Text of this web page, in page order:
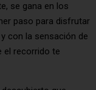
se gana en los
paso para disfrutar
con la sensación de
el recorrido te